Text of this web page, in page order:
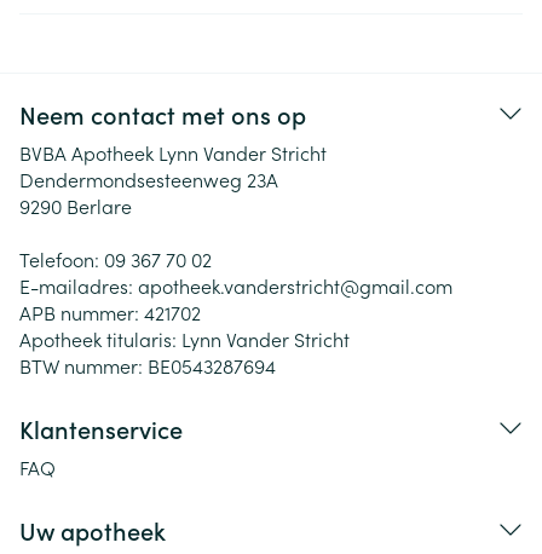
Neem contact met ons op
BVBA Apotheek Lynn Vander Stricht
Dendermondsesteenweg 23A
9290 Berlare
Telefoon: 09 367 70 02
E-mailadres: apotheek.vanderstricht@gmail.com
APB nummer: 421702
Apotheek titularis: Lynn Vander Stricht
BTW nummer: BE0543287694
Klantenservice
FAQ
Uw apotheek